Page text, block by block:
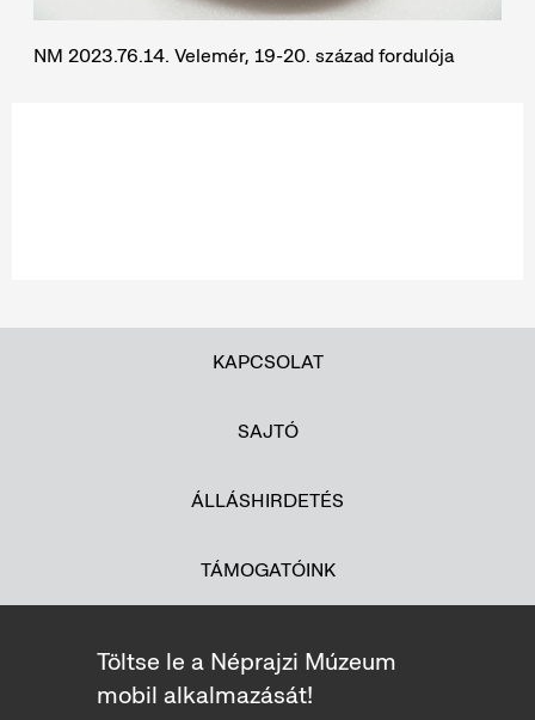
NM 2023.76.14. Velemér, 19-20. század fordulója
KAPCSOLAT
SAJTÓ
ÁLLÁSHIRDETÉS
TÁMOGATÓINK
Töltse le a Néprajzi Múzeum
mobil alkalmazását!